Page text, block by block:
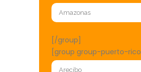
[/group]
[group group-puerto-rico]